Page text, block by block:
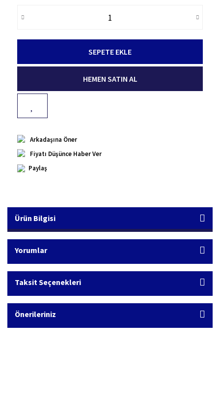
SEPETE EKLE
HEMEN SATIN AL
Arkadaşına Öner
Fiyatı Düşünce Haber Ver
Paylaş
Ürün Bilgisi
Yorumlar
Taksit Seçenekleri
Önerileriniz